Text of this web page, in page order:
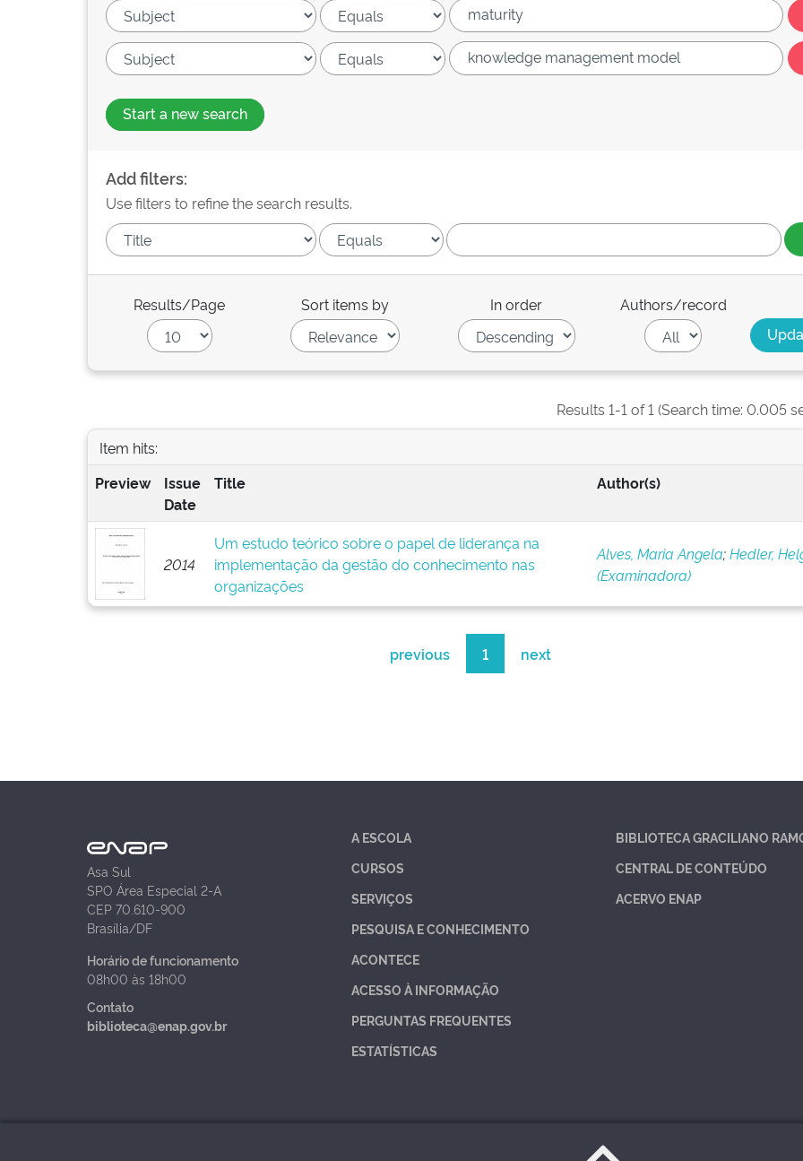
Start a new search
Add filters:
Use filters to refine the search results.
Results/Page Sort items by In order Authors/record
Results 1-1 of 1 (Search time: 0.005
Item hits:
Preview
Issue
Date
Title Author(s)
2014
Um estudo teórico sobre o papel de liderança na
implementação da gestão do conhecimento nas
organizações
Alves, Maria Angela;Hedler,
(Examinadora)
previous 1 next
Asa Sul
SPO Área Especial 2-A
CEP 70.610-900
Brasília/DF
Horário de funcionamento
08h00 às 18h00
Contato
biblioteca@enap.gov.br
A ESCOLA
CURSOS
SERVIÇOS
PESQUISA E CONHECIMENTO
ACONTECE
ACESSO À INFORMAÇÃO
PERGUNTAS FREQUENTES
ESTATÍSTICAS
BIBLIOTECA GRACILIANO
CENTRAL DE CONTEÚDO
ACERVO ENAP